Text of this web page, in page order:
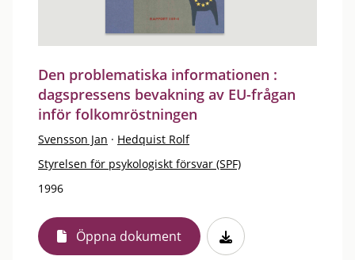
Den problematiska informationen :
dagspressens bevakning av EU-frågan
inför folkomröstningen
Svensson Jan · Hedquist Rolf
Styrelsen för psykologiskt försvar (SPF)
1996
Öppna dokument